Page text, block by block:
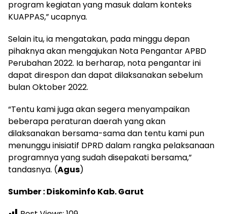
program kegiatan yang masuk dalam konteks
KUAPPAS,” ucapnya.
Selain itu, ia mengatakan, pada minggu depan
pihaknya akan mengajukan Nota Pengantar APBD
Perubahan 2022. Ia berharap, nota pengantar ini
dapat direspon dan dapat dilaksanakan sebelum
bulan Oktober 2022.
“Tentu kami juga akan segera menyampaikan
beberapa peraturan daerah yang akan
dilaksanakan bersama-sama dan tentu kami pun
menunggu inisiatif DPRD dalam rangka pelaksanaan
programnya yang sudah disepakati bersama,”
tandasnya. (Agus)
Sumber : Diskominfo Kab. Garut